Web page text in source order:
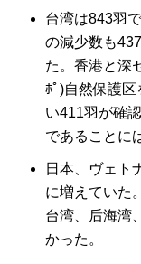
台湾は843羽
の減少数も
た。香港と深
ﾎﾟ)自然保護
い411羽が確
であることに
日本、ヴェト
に増えていた
台湾、后海湾
かった。